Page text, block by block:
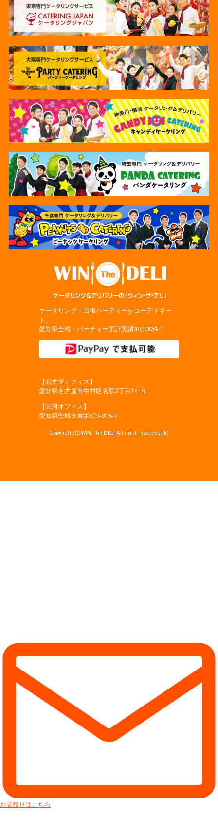
ケータリング・出張パーティーをコーディネー
ト。
愛知県全域・パーティー累計実績38,000件！
【名古屋オフィス】
愛知県名古屋市中村区名駅3丁目24−8
【三河オフィス】
愛知県安城市東栄町3‐816‐7
Copylight(C)WIN The DELI All right reserved.(k)
お見積りはこちら